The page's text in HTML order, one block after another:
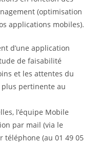
(optimisation
applications mobiles).
d’une application
de faisabilité
et les attentes du
pertinente au
l’équipe Mobile
par mail (via le
(au 01 49 05